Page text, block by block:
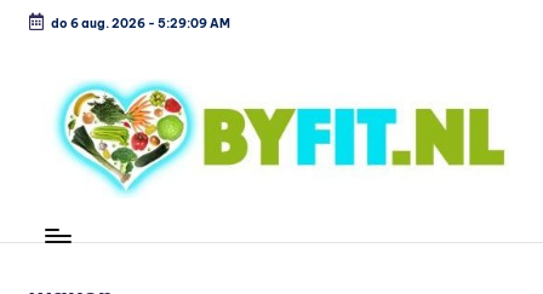
do 6 aug. 2026- 5:29:09 AM
en